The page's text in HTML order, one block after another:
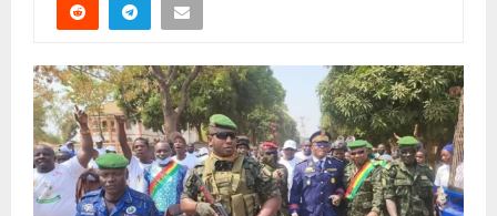
E
N